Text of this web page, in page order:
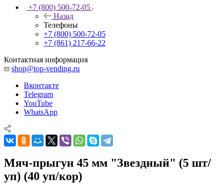
+7 (800) 500-72-05
Назад
Телефоны
+7 (800) 500-72-05
+7 (861) 217-66-22
Контактная информация
shop@top-vending.ru
Вконтакте
Telegram
YouTube
WhatsApp
Мяч-прыгун 45 мм "Звездный" (5 шт/
уп) (40 уп/кор)